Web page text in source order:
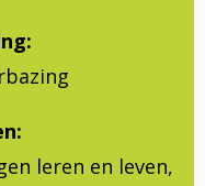
leren en leven,